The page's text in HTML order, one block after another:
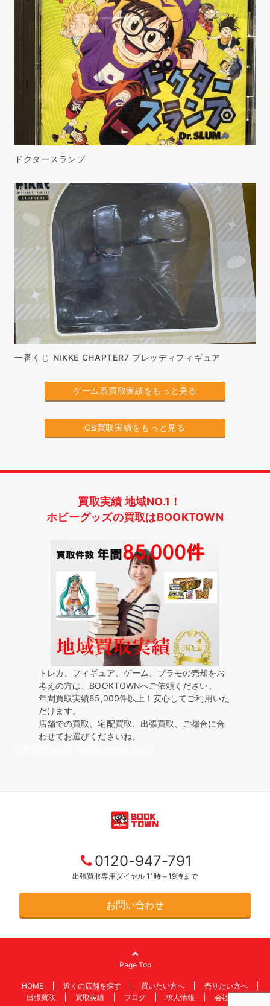
ドクタースランプ
一番くじ NIKKE CHAPTER7 ブレッディフィギュア
ゲーム系買取実績をもっと見る
GB買取実績をもっと見る
買取実績 地域NO.1！
ホビーグッズの買取はBOOKTOWN
トレカ、フィギュア、ゲーム、プラモの売却をお
考えの方は、BOOKTOWNへご依頼ください。
年間買取実績85,000件以上！安心してご利用いた
だけます。
店舗での買取、宅配買取、出張買取、ご都合に合
わせてお選びくださいね。
0120-947-791
出張買取専用ダイヤル 11時～19時まで
お問い合わせ
Page Top
HOME 近くの店舗を探す 買いたい方へ
売りたい方へ
出張買取
買取実績 ブログ 求人情報 会社情報